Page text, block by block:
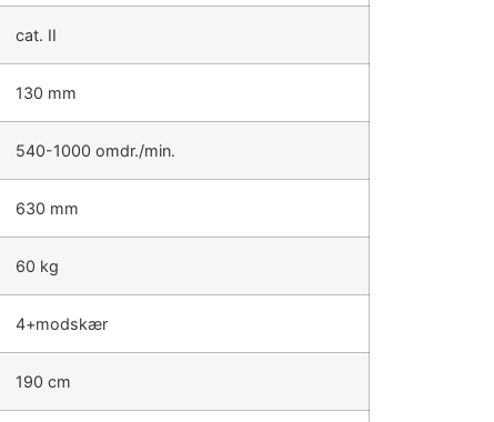
cat. II
130 mm
540-1000 omdr./min.
630 mm
60 kg
4+modskær
190 cm